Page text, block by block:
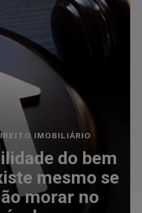
IMOBILIÁRIO
do bem
mesmo se
morar no